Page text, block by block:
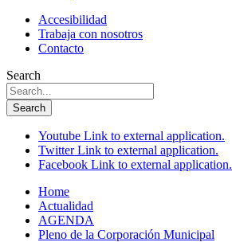
Accesibilidad
Trabaja con nosotros
Contacto
Search
Search
Youtube Link to external application.
TwitterLink to external application.
Facebook Link to external application.
Home
Actualidad
AGENDA
Pleno de la Corporación Municipal